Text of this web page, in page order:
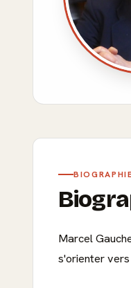
Marcel
s'orienter vers